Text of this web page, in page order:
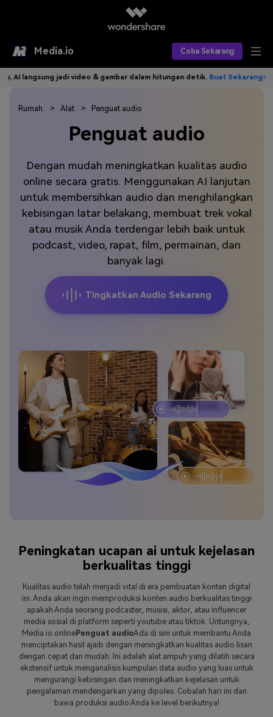
Media.io Coba Sekarang
Alat AI
AI Video
AI Gambar
AI Audio
Model AI yang Didukung
Produk AI
Asisten Video AI
Editor Video AI
Editor Gambar AI
Editor Audio AI
Find More Solutions >>
Efek Video
Efek Foto
Sumber Daya
Panduan Pengguna Apa yang Baru
FAQs Hubungi Kami
Postingan Terbaru
Jelajahi Lebih Banyak >>
Harga
Veo3
Masuk
jadi video & gambar dalam hitungan detik.Buat Sekarang>>
Penguat audio
Dengan mudah meningkatkan kualitas audio
online secara gratis. Menggunakan AI lanjutan
untuk membersihkan audio dan menghilangkan
kebisingan latar belakang, membuat trek vokal
atau musik Anda terdengar lebih baik untuk
podcast, video, rapat, film, permainan, dan
banyak lagi.
Tingkatkan Audio Sekarang
Rumah. Alat. Penguat audio
Peningkatan ucapan ai untuk kejelasan
berkualitas tinggi
Kualitas audio telah menjadi vital di era pembuatan konten digital
ini. Anda akan ingin memproduksi konten audio berkualitas tinggi
apakah Anda seorang podcaster, musisi, aktor, atau influencer
media sosial di platform seperti youtube atau tiktok. Untungnya,
Media.io online Penguat audioAda di sini untuk membantu Anda
menciptakan hasil ajaib dengan meningkatkan kualitas audio lisan
dengan cepat dan mudah. Ini adalah alat ampuh yang dilatih secara
ekstensif untuk menganalisis kumpulan data audio yang luas untuk
mengurangi kebisingan dan meningkatkan kejelasan untuk
pengalaman mendengarkan yang dipoles. Cobalah hari ini dan
bawa produksi audio Anda ke level berikutnya!